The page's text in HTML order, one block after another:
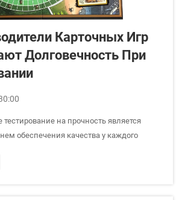
Карточных Игр
Долговечность При
на прочность является
обеспечения качества у каждого
карточных игр в современной
игр. Процесс перемешивания